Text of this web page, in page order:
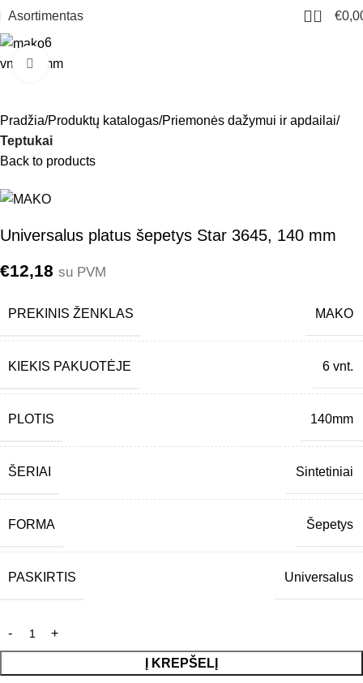
Asortimentas 0 €
6
vnt.
140mmClick to enlarge
Pradžia Produktų katalogas Priemonės dažymui ir apdailai
Teptukai
Back to products
Universalus platus šepetys Star 3645, 140 mm
€12,18 su PVM
PREKINIS ŽENKLAS MAKO
KIEKIS PAKUOTĖJE 6 vnt.
PLOTIS 140mm
ŠERIAI Sintetiniai
FORMA Šepetys
PASKIRTIS Universalus
Į KREPŠELĮ